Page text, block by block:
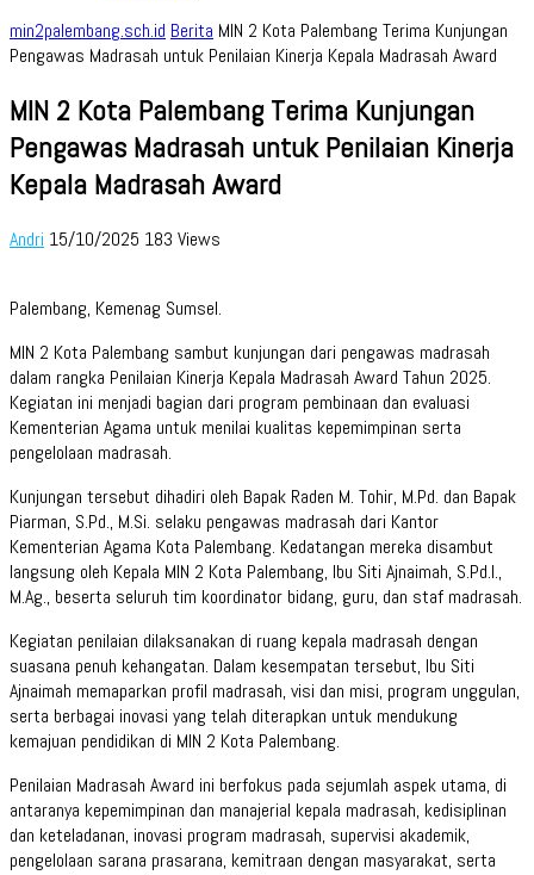
min2palembang.sch.id Berita MIN 2 Kota Palembang Terima Kunjungan
Pengawas Madrasah untuk Penilaian Kinerja Kepala Madrasah Award
MIN 2 Kota Palembang Terima Kunjungan
Pengawas Madrasah untuk Penilaian Kinerja
Kepala Madrasah Award
Andri 15/10/2025 183 Views
Palembang, Kemenag Sumsel.
MIN 2 Kota Palembang sambut kunjungan dari pengawas madrasah
dalam rangka Penilaian Kinerja Kepala Madrasah Award Tahun 2025.
Kegiatan ini menjadi bagian dari program pembinaan dan evaluasi
Kementerian Agama untuk menilai kualitas kepemimpinan serta
pengelolaan madrasah.
Kunjungan tersebut dihadiri oleh Bapak Raden M. Tohir, M.Pd. dan Bapak
Piarman, S.Pd., M.Si. selaku pengawas madrasah dari Kantor
Kementerian Agama Kota Palembang. Kedatangan mereka disambut
langsung oleh Kepala MIN 2 Kota Palembang, Ibu Siti Ajnaimah, S.Pd.I.,
M.Ag., beserta seluruh tim koordinator bidang, guru, dan staf madrasah.
Kegiatan penilaian dilaksanakan di ruang kepala madrasah dengan
suasana penuh kehangatan. Dalam kesempatan tersebut, Ibu Siti
Ajnaimah memaparkan profil madrasah, visi dan misi, program unggulan,
serta berbagai inovasi yang telah diterapkan untuk mendukung
kemajuan pendidikan di MIN 2 Kota Palembang.
Penilaian Madrasah Award ini berfokus pada sejumlah aspek utama, di
antaranya kepemimpinan dan manajerial kepala madrasah, kedisiplinan
dan keteladanan, inovasi program madrasah, supervisi akademik,
pengelolaan sarana prasarana, kemitraan dengan masyarakat, serta